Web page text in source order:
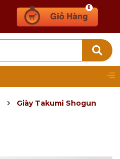
0
Giày Takumi Shogun